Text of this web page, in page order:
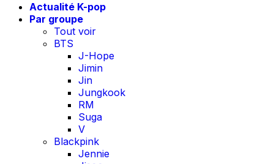
Actualité K-pop
Par groupe
Tout voir
BTS
J-Hope
Jimin
Jin
Jungkook
RM
Suga
V
Blackpink
Jennie